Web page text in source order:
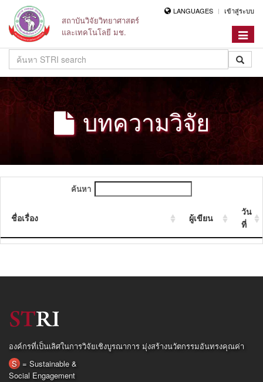
สถาบันวิจัยวิทยาศาสตร์
และเทคโนโลยี มช.
LANGUAGES เข้าสู่ระบบ
Toggle
บทความวิจัย
ค้นหา
ชื่อเรื่อง ผู้เขียน
วัน
ที่
องค์กรที่เป็นเลิศในการวิจัยเชิงบูรณาการ มุ่งสร้างนวัตกรรมอันทรงคุณค่า
S = Sustainable &
Social Engagement